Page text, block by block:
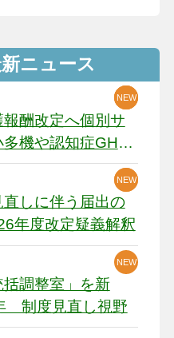
ニュース
酬改定へ個別サ
機や認知症GH、
感
NEW
NEW
NEW
直しに伴う届出の
年度改定疑義解釈
NEW
NEW
調整室」を新
制度見直し視野
NEW